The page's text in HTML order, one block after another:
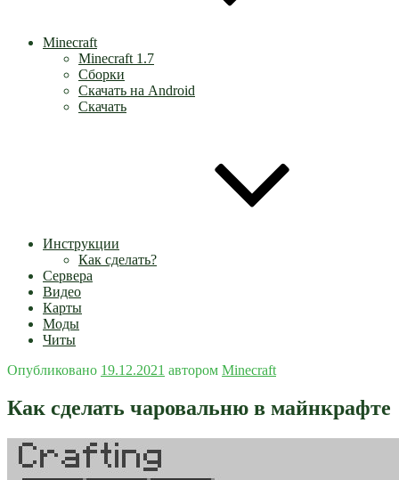
Minecraft
Minecraft 1.7
Сборки
Скачать на Android
Скачать
Инструкции
Как сделать?
Сервера
Видео
Карты
Моды
Читы
Опубликовано 19.12.2021 автором Minecraft
Как сделать чаровальню в майнкрафте